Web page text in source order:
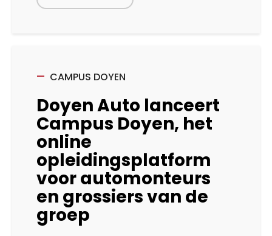
CAMPUS DOYEN
Doyen Auto lanceert
Campus Doyen, het
online
opleidingsplatform
voor automonteurs
en grossiers van de
groep